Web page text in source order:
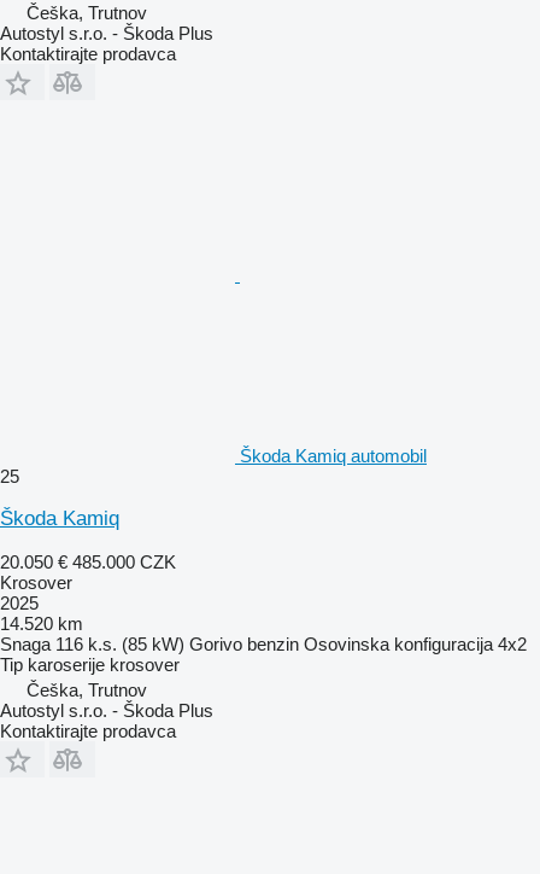
Češka, Trutnov
Autostyl s.r.o. - Škoda Plus
Kontaktirajte prodavca
Škoda Kamiq automobil
25
Škoda Kamiq
20.050 € 485.000 CZK
Krosover
2025
14.520 km
Snaga 116 k.s. (85 kW) Gorivo benzin Osovinska konfiguracija 4x2
Tip karoserije krosover
Češka, Trutnov
Autostyl s.r.o. - Škoda Plus
Kontaktirajte prodavca